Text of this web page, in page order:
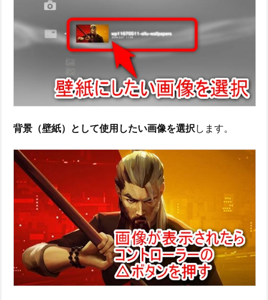
背景（壁紙）として使用したい画像を選択 します。